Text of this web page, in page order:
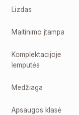
Lizdas
Maitinimo įtampa
Komplektacijoje
lemputės
Medžiaga
Apsaugos klasė